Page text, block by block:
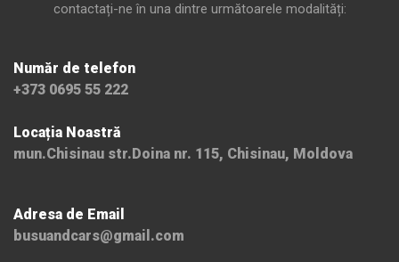
contactați-ne în una dintre următoarele modalități:
Număr de telefon
+373 0695 55 222
Locația Noastră
mun.Chisinau str.Doina nr. 115, Chisinau, Moldova
Adresa de Email
busuandcars@gmail.com